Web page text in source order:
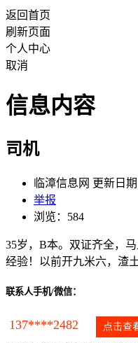
返回首页
刷新页面
个人中心
取消
信息内容
司机
临漳信息网 更新日
举报
浏览：584
35岁，B本。双证齐全，
经验！以前开九米六，渣
联系人手机/微信：
137****2482 点击查